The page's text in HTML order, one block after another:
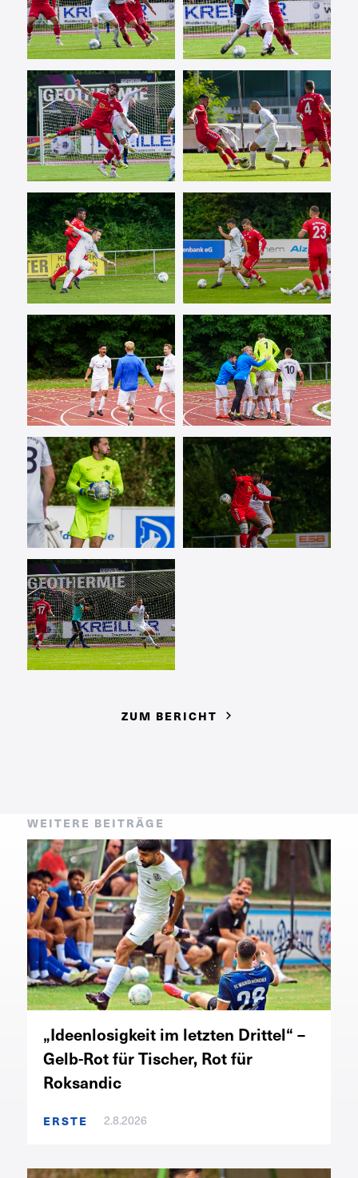
ZUM BERICHT
WEITERE BEITRÄGE
„Ideenlosigkeit im letzten Drittel“ –
Gelb-Rot für Tischer, Rot für
Roksandic
ERSTE 2.8.2026